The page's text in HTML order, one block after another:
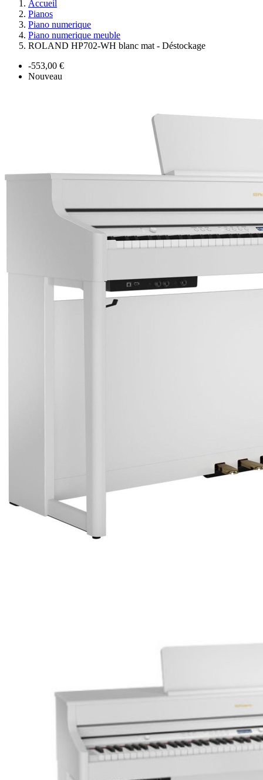
Accueil
Pianos
Piano numerique
Piano numerique meuble
ROLAND HP702-WH blanc mat - Déstockage
-553,00 €
Nouveau